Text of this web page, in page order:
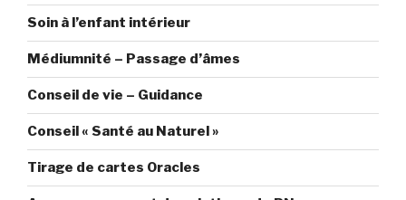
Soin à l’enfant intérieur
Médiumnité – Passage d’âmes
Conseil de vie – Guidance
Conseil « Santé au Naturel »
Tirage de cartes Oracles